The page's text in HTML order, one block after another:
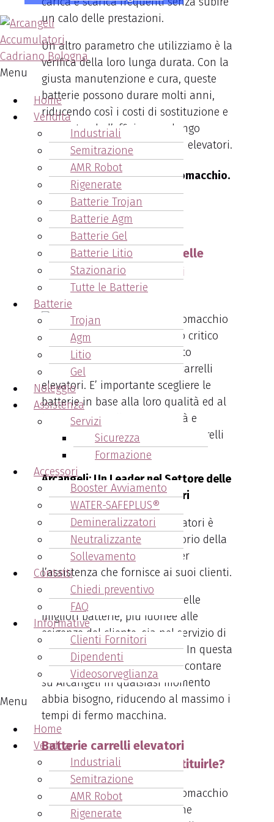
Menu
Home
Vendita
Industriali
Semitrazione
AMR Robot
Rigenerate
Batterie Trojan
Batterie Agm
Batterie Gel
Batterie Litio
Stazionario
Tutte le Batterie
Batterie
Trojan
Agm
Litio
Gel
Noleggio
Assistenza
Servizi
Sicurezza
Formazione
Accessori
Booster Avviamento
WATER-SAFEPLUS®
Demineralizzatori
Neutralizzante
Sollevamento
Contatti
Chiedi preventivo
FAQ
Informative
Clienti Fornitori
Dipendenti
Videosorveglianza
Menu
Home
Vendita
Industriali
Semitrazione
AMR Robot
Rigenerate
un calo delle prestazioni.
Un altro parametro che utilizziamo è la
verifica della loro lunga durata. Con la
giusta manutenzione e cura, queste
batterie possono durare molti anni,
riducendo così i costi di sostituzione e
aumentando l’efficienza a lungo
termine della flotta di carrelli elevatori.
Batterie carrelli elevatori Comacchio.
Chiama ora!!
051.6271878
Arcangeli: l'importanza delle
batterie carrelli elevatori
Comacchio
Le batterie svolgono un ruolo critico
nel garantire il funzionamento
regolare e senza intoppi dei carrelli
elevatori. E’ importante scegliere le
batterie in base alla loro qualità ed al
loro impatto sulla produttività e
l’efficienza dell’intera flotta di carrelli
elevatori.
Arcangeli: Un Leader nel Settore delle
Batterie per Carrelli Elevatori
L’ azienda Arcangeli Accumulatori è
riconosciuta su tutto il territorio della
Regione Emilia – Romagna
per
l’assistenza che fornisce ai suoi clienti.
L’assistenza sia nella scelta delle
migliori batterie, più idonee alle
esigenze del cliente, sia nel servizio di
manutenzione programmata. In questa
maniera il cliente sa di poter contare
su Arcangeli in qualsiasi momento
abbia bisogno, riducendo al massimo i
tempi di fermo macchina.
Batterie carrelli elevatori
Comacchio - quando sostituirle?
Una batteria per muletto viene